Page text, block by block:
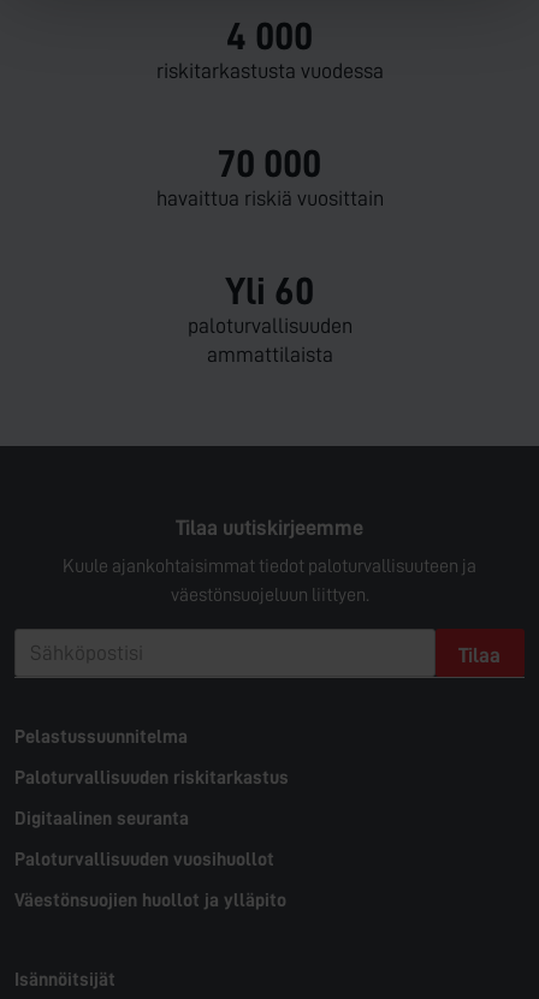
4 000
riski­tarkastusta vuodessa
70 000
havaittua riskiä vuosittain
Yli 60
palo­turvallisuuden
ammattilaista
Tilaa uutiskirjeemme
Kuule ajankohtaisimmat tiedot paloturvallisuuteen ja
väestönsuojeluun liittyen.
Pelastussuunnitelma
Paloturvallisuuden riskitarkastus
Digitaalinen seuranta
Paloturvallisuuden vuosihuollot
Väestön­suojien huollot ja ylläpito
Isännöitsijät